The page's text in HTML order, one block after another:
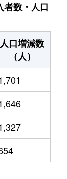
者数・人口
人口増減数
（人）